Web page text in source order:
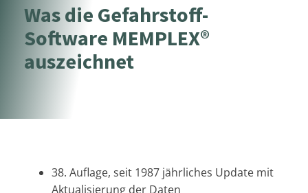
Was die Gefahrstoff-
Software MEMPLEX®
auszeichnet
38. Auflage, seit 1987 jährliches Update mit
Aktualisierung der Daten